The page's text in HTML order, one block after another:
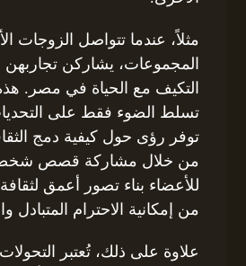
مثلاً، عندما تتواصل الزوجات
المجموعات، يشاركن
التكيف مع الحياة في مصر.
تسلط الضوء فقط على
توفر رؤى حول كيفية دمج
من خلال مشاركة قصص
للأعضاء بناء تصور أعمق
من إمكانية الاحترام المتبادل
علاوة على ذلك، تُعتبر التحولات